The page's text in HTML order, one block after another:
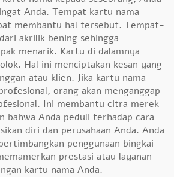
Anda. Tempat kartu nama
membantu hal tersebut. Tempat-
akrilik bening sehingga
menarik. Kartu di dalamnya
Hal ini menciptakan kesan yang
atau klien. Jika kartu nama
orang akan menganggap
Ini membantu citra merek
bahwa Anda peduli terhadap cara
diri dan perusahaan Anda. Anda
penggunaan bingkai
prestasi atau layanan
kartu nama Anda.